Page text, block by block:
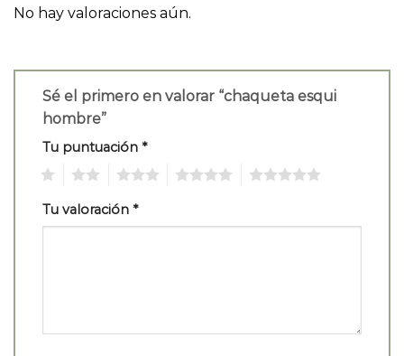
No hay valoraciones aún.
Sé el primero en valorar “chaqueta esqui
hombre”
Tu puntuación *
Tu valoración *